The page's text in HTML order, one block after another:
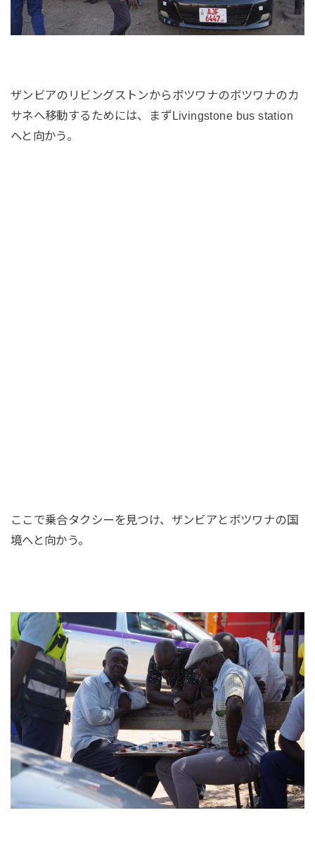
ザンビアのリビングストンからボツワナのボツワナのカ
サネへ移動するためには、まずLivingstone bus station
へと向かう。
ここで乗合タクシーを見つけ、ザンビアとボツワナの国
境へと向かう。